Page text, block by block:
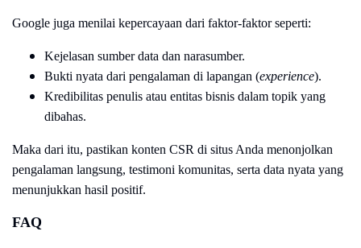
Google juga menilai kepercayaan dari faktor-faktor seperti:
Kejelasan sumber data dan narasumber.
Bukti nyata dari pengalaman di lapangan (experience).
Kredibilitas penulis atau entitas bisnis dalam topik yang
dibahas.
Maka dari itu, pastikan konten CSR di situs Anda menonjolkan
pengalaman langsung, testimoni komunitas, serta data nyata yang
menunjukkan hasil positif.
FAQ